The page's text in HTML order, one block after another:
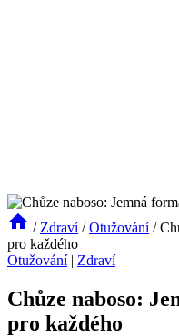
/ Zdraví / Otužování /
pro každého
Otužování| Zdraví
Chůze naboso:
pro každého